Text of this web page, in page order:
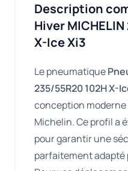
Description
Hiver
X-Ice Xi3
Le pneumatique
235/55R20 102H X-
conception moderne
Michelin. Ce profil a
pour garantir une
parfaitement adapté